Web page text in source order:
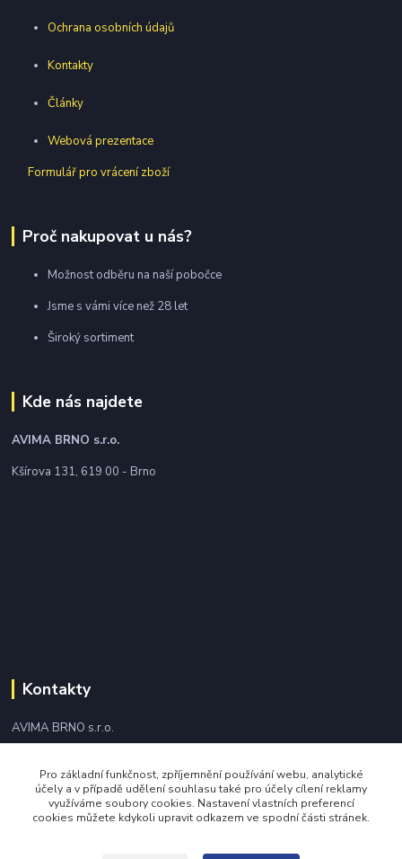
Ochrana osobních údajů
Kontakty
Články
Webová prezentace
Formulář pro vrácení zboží
Proč nakupovat u nás?
Možnost odběru na naší pobočce
Jsme s vámi více než 28 let
Široký sortiment
Kde nás najdete
AVIMA BRNO s.r.o.
Kšírova 131, 619 00 - Brno
Kontakty
AVIMA BRNO s.r.o.
+420 543 249 338
avima@avima.cz
Pro základní funkčnost, zpříjemnění používání webu, analytické
účely a v případě udělení souhlasu také pro účely cílení reklamy
využíváme soubory cookies. Nastavení vlastních preferencí
cookies můžete kdykoli upravit odkazem ve spodní části stránek.